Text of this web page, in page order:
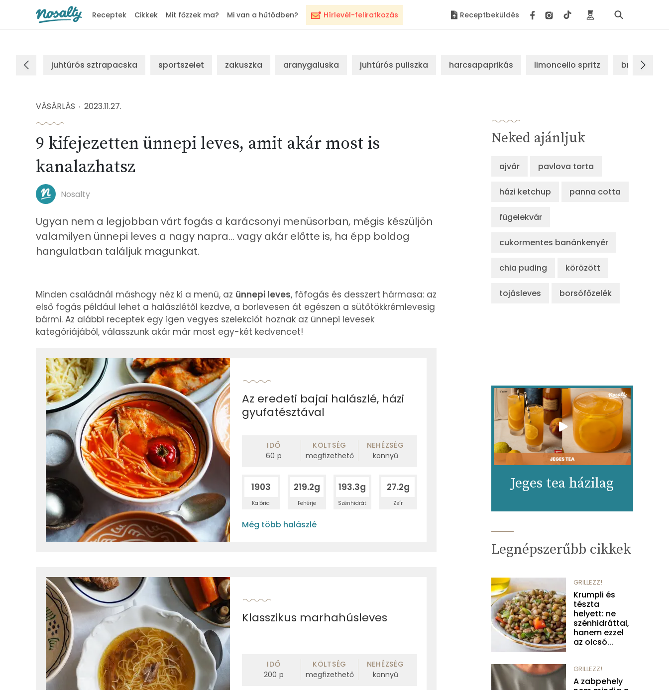
Hírlevél-feliratkozás
Receptek Cikkek Mit főzzek ma? Mi van a hűtődben? Receptbeküldés
juhtúrós sztrapacska sportszelet zakuszka aranygaluska juhtúrós puliszka harcsapaprikás limoncello spritz brassói
VÁSÁRLÁS 2023.11.27.
9 kifejezetten ünnepi leves, amit akár most is
kanalazhatsz
Nosalty
Ugyan nem a legjobban várt fogás a karácsonyi menüsorban, mégis készüljön
valamilyen ünnepi leves a nagy napra... vagy akár előtte is, ha épp boldog
hangulatban találjuk magunkat.
Minden családnál máshogy néz ki a menü, az ünnepi leves, főfogás és desszert hármasa: az
első fogás például lehet a halászlétől kezdve, a borlevesen át egészen a sütőtökkrémlevesig
bármi. Az alábbi receptek egy igen vegyes szelekciót hoznak az ünnepi levesek
kategóriájából, válasszunk akár már most egy-két kedvencet!
Az eredeti bajai halászlé, házi
gyufatésztával
IDŐ
60 p
KÖLTSÉG
megfizethető
NEHÉZSÉG
könnyű
1903
Kalória
219.2g
Fehérje
193.3g
Szénhidrát
27.2g
Zsír
Még több halászlé
Klasszikus marhahúsleves
IDŐ
200 p
KÖLTSÉG
megfizethető
NEHÉZSÉG
könnyű
Neked ajánljuk
ajvár pavlova torta
házi ketchup panna cotta
fügelekvár
cukormentes banánkenyér
chia puding körözött
tojásleves borsófőzelék
Jeges tea házilag
Legnépszerűbb cikkek
GRILLEZZ!
Krumpli és
tészta
helyett: ne
szénhidráttal,
hanem ezzel
az olcsó...
GRILLEZZ!
A zabpehely